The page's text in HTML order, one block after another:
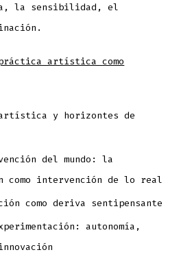
la sensibilidad, el
artística como
y horizontes de
del mundo: la
como intervención de lo real
como deriva sentipensante
autonomía,